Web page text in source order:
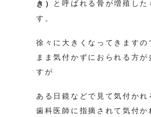
き） と呼ばれる骨が増殖した
す。
徐々に大きくなってきますの
まま気付かずにおられる方が
すが
ある日鏡などで見て気付かれ
歯科医師に指摘されて気付か